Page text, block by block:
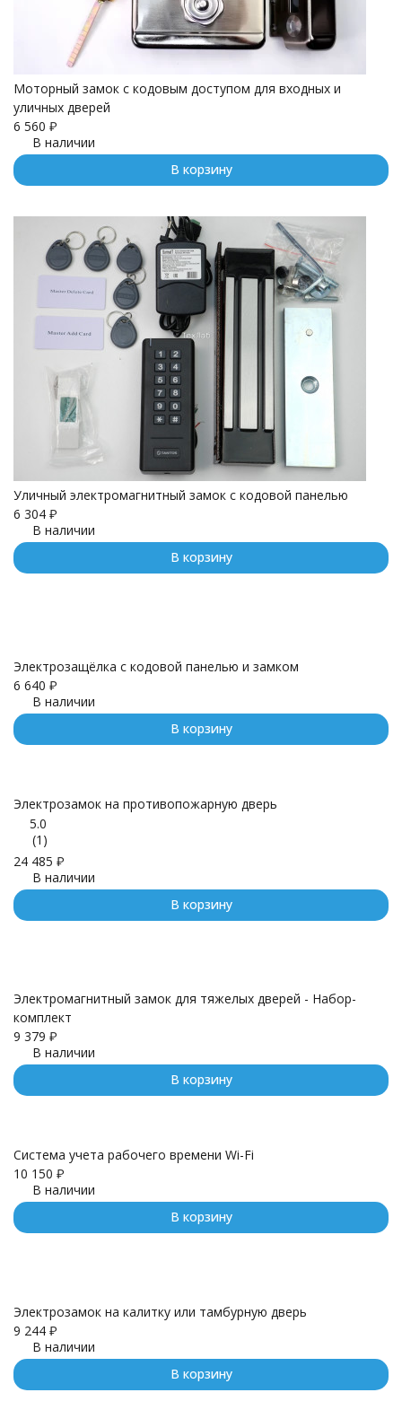
Моторный замок с кодовым доступом для входных и
уличных дверей
6 560 ₽
В наличии
В корзину
Уличный электромагнитный замок с кодовой панелью
6 304 ₽
В наличии
В корзину
Электрозащёлка с кодовой панелью и замком
6 640 ₽
В наличии
В корзину
Электрозамок на противопожарную дверь
5.0
(1)
24 485 ₽
В наличии
В корзину
Электромагнитный замок для тяжелых дверей - Набор-
комплект
9 379 ₽
В наличии
В корзину
Система учета рабочего времени Wi-Fi
10 150 ₽
В наличии
В корзину
Электрозамок на калитку или тамбурную дверь
9 244 ₽
В наличии
В корзину